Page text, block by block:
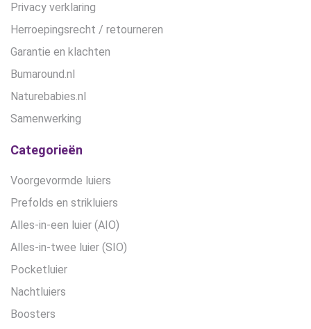
Privacy verklaring
Herroepingsrecht / retourneren
Garantie en klachten
Bumaround.nl
Naturebabies.nl
Samenwerking
Categorieën
Voorgevormde luiers
Prefolds en strikluiers
Alles-in-een luier (AIO)
Alles-in-twee luier (SIO)
Pocketluier
Nachtluiers
Boosters